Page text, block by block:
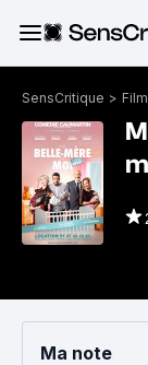
SensCritique >
Ma note